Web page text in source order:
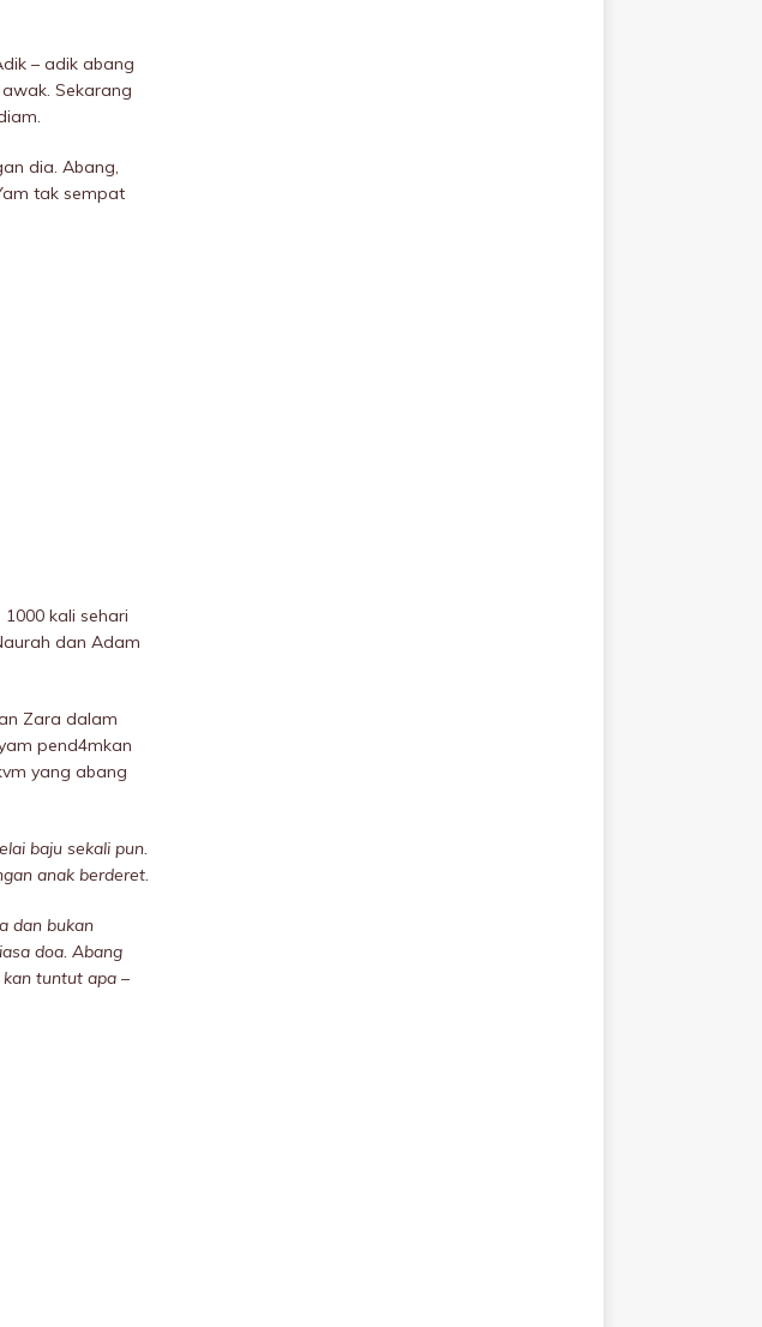
– adik abang
Sekarang
dia. Abang,
tak sempat
kali sehari
dan Adam
Zara dalam
pend4mkan
yang abang
baju sekali pun.
anak berderet.
dan bukan
doa. Abang
kan tuntut apa –